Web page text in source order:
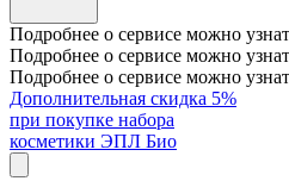
Подробнее о сервисе можно
Подробнее о сервисе можно
Подробнее о сервисе можно
Дополнительная скидка 5%
при покупке набора
косметики ЭПЛ Био